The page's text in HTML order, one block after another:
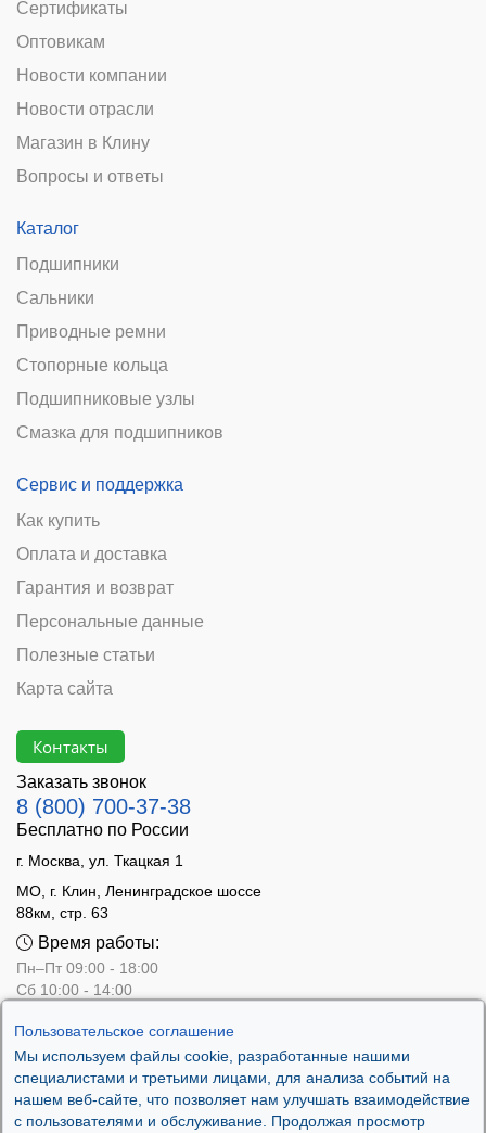
Пользовательское соглашение
Мы используем файлы cookie, разработанные нашими
специалистами и третьими лицами, для анализа событий на
нашем веб-сайте, что позволяет нам улучшать взаимодействие
с пользователями и обслуживание. Продолжая просмотр
Сертификаты
Оптовикам
Новости компании
Новости отрасли
Магазин в Клину
Вопросы и ответы
Каталог
Подшипники
Сальники
Приводные ремни
Стопорные кольца
Подшипниковые узлы
Смазка для подшипников
Сервис и поддержка
Как купить
Оплата и доставка
Гарантия и возврат
Персональные данные
Полезные статьи
Карта сайта
Контакты
Заказать звонок
8 (800) 700-37-38
Бесплатно по России
г. Москва, ул. Ткацкая 1
МО, г. Клин, Ленинградское шоссе
88км, стр. 63
Время работы:
Пн–Пт 09:00 - 18:00
Сб 10:00 - 14:00